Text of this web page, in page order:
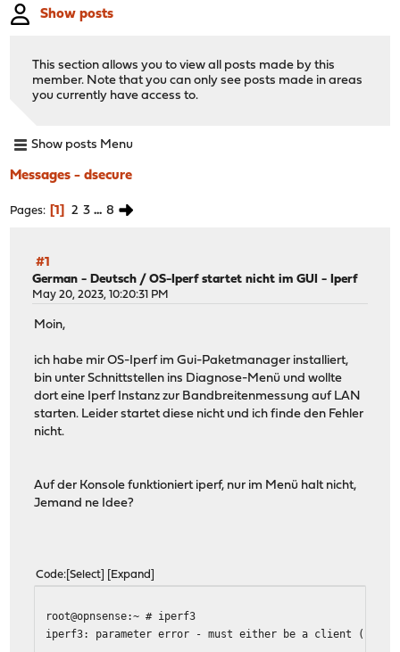
Show posts
This section allows you to view all posts made by this
member. Note that you can only see posts made in areas
you currently have access to.
Show posts Menu
Messages - dsecure
Pages 1 2 3 ... 8
#1
German - Deutsch /OS-Iperf startet nicht im GUI - Iperf
May 20, 2023, 10:20:31 PM
Moin,
ich habe mir OS-Iperf im Gui-Paketmanager installiert,
bin unter Schnittstellen ins Diagnose-Menü und wollte
dort eine Iperf Instanz zur Bandbreitenmessung auf LAN
starten. Leider startet diese nicht und ich finde den Fehler
nicht.
Auf der Konsole funktioniert iperf, nur im Menü halt nicht,
Jemand ne Idee?
Code Select Expand
root@opnsense:~ # iperf3
iperf3: parameter error - must either be a client (-c)